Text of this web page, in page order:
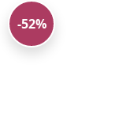
-52%